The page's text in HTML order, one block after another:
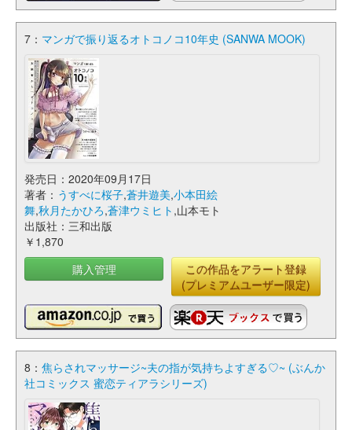
7： マンガで振り返るオトコノコ10年史 (SANWA MOOK)
発売日：2020年09月17日
著者： うすべに桜子,蒼井遊美,小本田絵
舞,秋月たかひろ,蒼津ウミヒト ,山本モト
出版社：三和出版
￥1,870
購入管理
この作品をアラート登録
(プレミアムユーザー限定)
8： 焦らされマッサージ~夫の指が気持ちよすぎる♡~ (ぶんか
社コミックス 蜜恋ティアラシリーズ)